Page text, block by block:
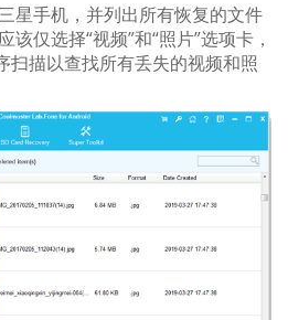
星手机，并列出所有恢复的文件
仅选择“视频”和“照片”选项卡，
扫描以查找所有丢失的视频和照